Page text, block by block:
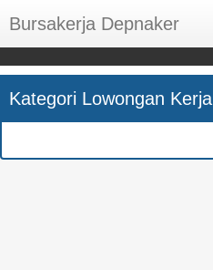
Bursakerja Depnaker
About Me
Disclaimer
Kategori Lowongan Kerja